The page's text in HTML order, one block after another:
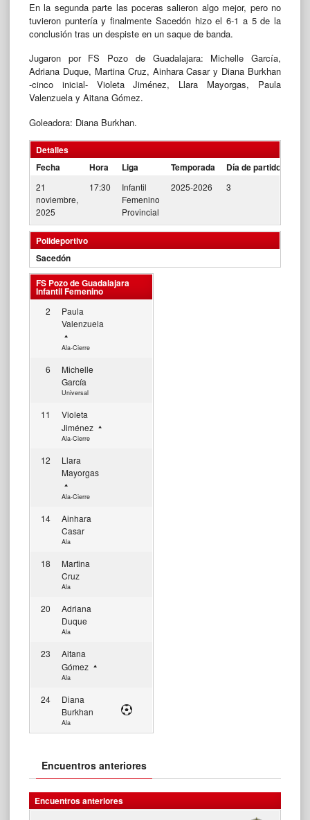
En la segunda parte las poceras salieron algo mejor, pero no
tuvieron puntería y finalmente Sacedón hizo el 6-1 a 5 de la
conclusión tras un despiste en un saque de banda.
Jugaron por FS Pozo de Guadalajara: Michelle García,
Adriana Duque, Martina Cruz, Ainhara Casar y Diana Burkhan
-cinco inicial- Violeta Jiménez, Llara Mayorgas, Paula
Valenzuela y Aitana Gómez.
Goleadora: Diana Burkhan.
Detalles
Fecha
Hora Liga Temporada Día de partido
21
noviembre,
2025
17:30
Infantil
Femenino
Provincial
2025-2026 3
Polideportivo
Sacedón
FS Pozo de Guadalajara
Infantil Femenino
2
Paula
Valenzuela
Ala-Cierre
6
Michelle
García
Universal
11
Violeta
Jiménez
Ala-Cierre
12
Llara
Mayorgas
Ala-Cierre
14
Ainhara
Casar
Ala
18
Martina
Cruz
Ala
20
Adriana
Duque
Ala
23
Aitana
Gómez
Ala
24
Diana
Burkhan
Ala
Encuentros anteriores
Encuentros anteriores